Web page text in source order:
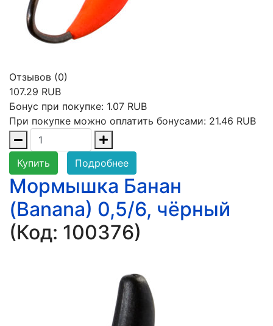
Отзывов (0)
107.29 RUB
Бонус при покупке: 1.07 RUB
При покупке можно оплатить бонусами: 21.46 RUB
Купить Подробнее
Мормышка Банан
(Banana) 0,5/6, чёрный
(Код: 100376)